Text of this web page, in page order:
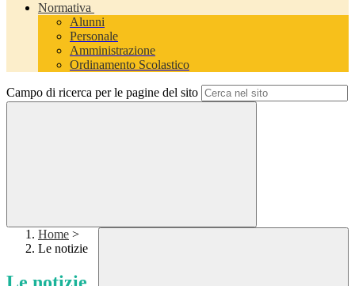
Normativa
Alunni
Personale
Amministrazione
Ordinamento Scolastico
Campo di ricerca per le pagine del sito
Home >
Le notizie